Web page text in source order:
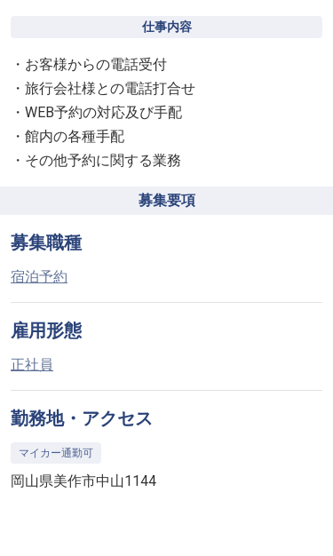
仕事内容
・お客様からの電話受付
・旅行会社様との電話打合せ
・WEB予約の対応及び手配
・館内の各種手配
・その他予約に関する業務
募集要項
募集職種
宿泊予約
雇用形態
正社員
勤務地・アクセス
マイカー通勤可
岡山県美作市中山1144